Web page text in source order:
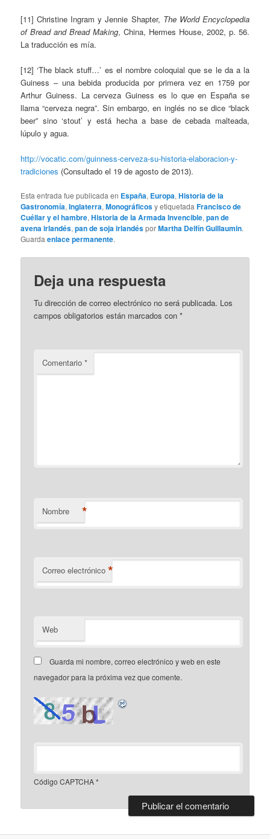
[11] Christine Ingram y Jennie Shapter, The World Encyclopedia
of Bread and Bread Making, China, Hermes House, 2002, p. 56.
La traducción es mía.
[12] ‘The black stuff…’ es el nombre coloquial que se le da a la
Guiness – una bebida producida por primera vez en 1759 por
Arthur Guiness. La cerveza Guiness es lo que en España se
llama “cerveza negra”. Sin embargo, en inglés no se dice “black
beer” sino ‘stout’ y está hecha a base de cebada malteada,
lúpulo y agua.
http://vocatic.com/guinness-cerveza-su-historia-elaboracion-y-
tradiciones (Consultado el 19 de agosto de 2013).
Esta entrada fue publicada en España, Europa,Historia de la
Gastronomía,Inglaterra,Monográficosy etiquetadaFrancisco de
Cuéllar y el hambre,Historia de la Armada Invencible,pan de
avena irlandés,pan de soja irlandésporMartha Delfín Guillaumin.
Guardaenlace permanente.
Deja una respuesta
Tu dirección de correo electrónico no será publicada. Los
campos obligatorios están marcados con*
Comentario*
Nombre *
Correo electrónico *
Web
Guarda mi nombre, correo electrónico y web en este
navegador para la próxima vez que comente.
Código CAPTCHA*